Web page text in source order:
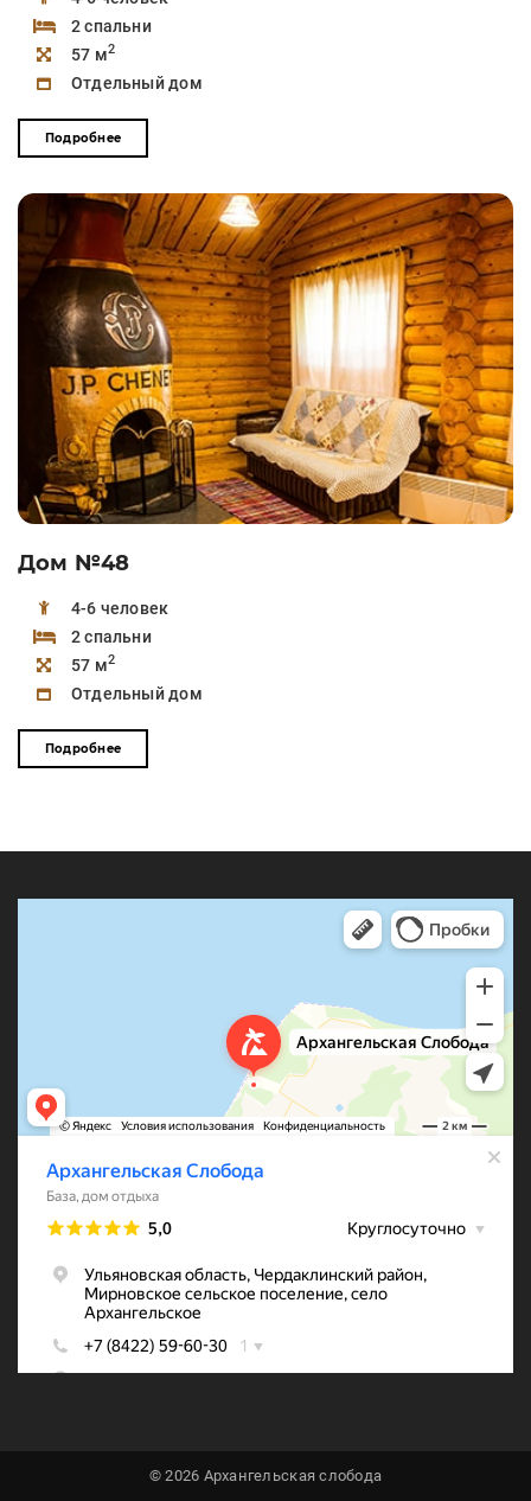
2 спальни
57 м2
Отдельный дом
Подробнее
Дом №48
4-6 человек
2 спальни
57 м2
Отдельный дом
Подробнее
© 2026 Архангельская слобода